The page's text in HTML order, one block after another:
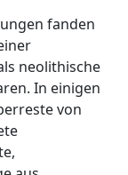
fanden
neolithische
In einigen
von